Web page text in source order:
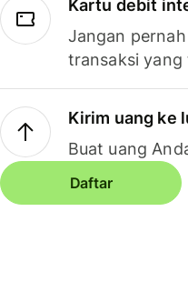
Kartu debit
Jangan
transaksi yang
Kirim uang ke
Buat uang
Daftar